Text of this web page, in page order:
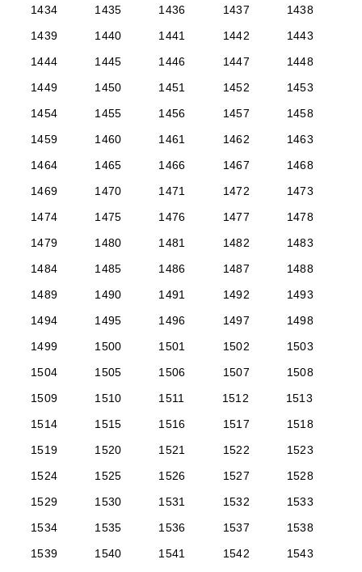
1434
1435 1436 1437
1438
1439
1440 1441 1442
1443
1444
1445 1446 1447
1448
1449
1450 1451 1452
1453
1454
1455 1456 1457
1458
1459
1460 1461 1462
1463
1464
1465 1466 1467
1468
1469
1470 1471 1472
1473
1474
1475 1476 1477
1478
1479
1480 1481 1482
1483
1484
1485 1486 1487
1488
1489
1490 1491 1492
1493
1494
1495 1496 1497
1498
1499
1500 1501 1502
1503
1504
1505 1506 1507
1508
1509
1510 1511 1512
1513
1514
1515 1516 1517
1518
1519
1520 1521 1522
1523
1524
1525 1526 1527
1528
1529
1530 1531 1532
1533
1534
1535 1536 1537
1538
1539
1540 1541 1542
1543